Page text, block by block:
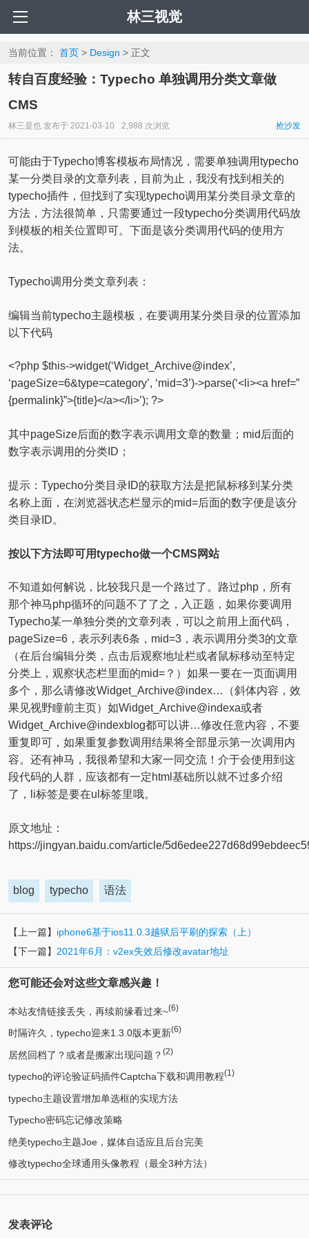
林三视觉
当前位置： 首页> Design > 正文
转自百度经验：Typecho 单独调用分类文章做
CMS
林三是也发布于 2021-03-10 2,988 次浏览 抢沙发
可能由于Typecho博客模板布局情况，需要单独调用typecho
某一分类目录的文章列表，目前为止，我没有找到相关的
typecho插件，但找到了实现typecho调用某分类目录文章的
方法，方法很简单，只需要通过一段typecho分类调用代码放
到模板的相关位置即可。下面是该分类调用代码的使用方
法。
Typecho调用分类文章列表：
编辑当前typecho主题模板，在要调用某分类目录的位置添加
以下代码
<?php $this->widget(‘Widget_Archive@index’,
‘pageSize=6&type=category’, ‘mid=3’)->parse(‘<li><a href=”
{permalink}”>{title}</a></li>’); ?>
其中pageSize后面的数字表示调用文章的数量；mid后面的
数字表示调用的分类ID；
提示：Typecho分类目录ID的获取方法是把鼠标移到某分类
名称上面，在浏览器状态栏显示的mid=后面的数字便是该分
类目录ID。
按以下方法即可用typecho做一个CMS网站
不知道如何解说，比较我只是一个路过了。路过php，所有
那个神马php循环的问题不了了之，入正题，如果你要调用
Typecho某一单独分类的文章列表，可以之前用上面代码，
pageSize=6，表示列表6条，mid=3，表示调用分类3的文章
（在后台编辑分类，点击后观察地址栏或者鼠标移动至特定
分类上，观察状态栏里面的mid=？）如果一要在一页面调用
多个，那么请修改Widget_Archive@index…（斜体内容，效
果见视野瞳前主页）如Widget_Archive@indexa或者
Widget_Archive@indexblog都可以讲…修改任意内容，不要
重复即可，如果重复参数调用结果将全部显示第一次调用内
容。还有神马，我很希望和大家一同交流！介于会使用到这
段代码的人群，应该都有一定html基础所以就不过多介绍
了，li标签是要在ul标签里哦。
原文地址：
https://jingyan.baidu.com/article/
blog typecho 语法
【上一篇】 iphone6基于ios11.0.3越狱后平刷的探索（上）
【下一篇】 2021年6月：v2ex失效后修改avatar地址
您可能还会对这些文章感兴趣！
本站友情链接丢失，再续前缘看过来~(6)
时隔许久，typecho迎来1.3.0版本更新(6)
居然回档了？或者是搬家出现问题？ (2)
typecho的评论验证码插件Captcha下载和调用教程(1)
typecho主题设置增加单选框的实现方法
Typecho密码忘记修改策略
绝美typecho主题Joe，媒体自适应且后台完美
修改typecho全球通用头像教程（最全3种方法）
发表评论